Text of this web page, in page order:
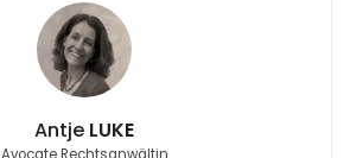
Antje LUKE